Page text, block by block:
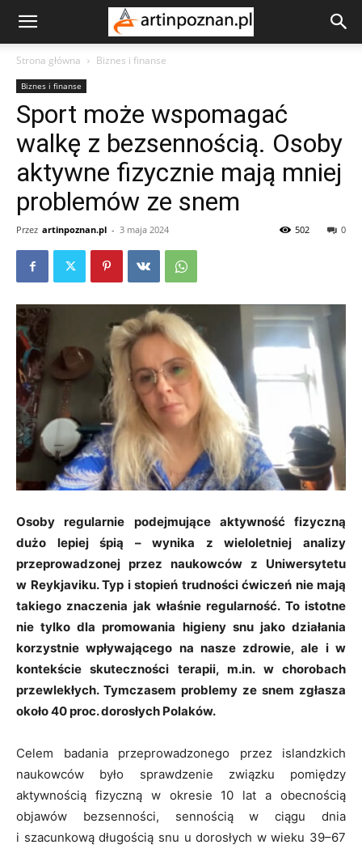
Strona główna Biznes i finanse
Biznes i finanse
Sport może wspomagać
walkę z bezsennością. Osoby
aktywne fizycznie mają mniej
problemów ze snem
Przez artinpoznan.pl - 3 maja 2024 0
502
Osoby regularnie podejmujące aktywność fizyczną
dużo lepiej śpią – wynika z wieloletniej analizy
przeprowadzonej przez naukowców z Uniwersytetu
w Reykjaviku. Typ i stopień trudności ćwiczeń nie mają
takiego znaczenia jak właśnie regularność. To istotne
nie tylko dla promowania higieny snu jako działania
korzystnie wpływającego na nasze zdrowie, ale i w
kontekście skuteczności terapii, m.in. w chorobach
przewlekłych. Tymczasem problemy ze snem zgłasza
około 40 proc. dorosłych Polaków.
Celem badania przeprowadzonego przez islandzkich
naukowców było sprawdzenie związku pomiędzy
aktywnością fizyczną w okresie 10 lat a obecnością
objawów bezsenności, sennością w ciągu dnia
i szacunkową długością snu u dorosłych w wieku 39–67